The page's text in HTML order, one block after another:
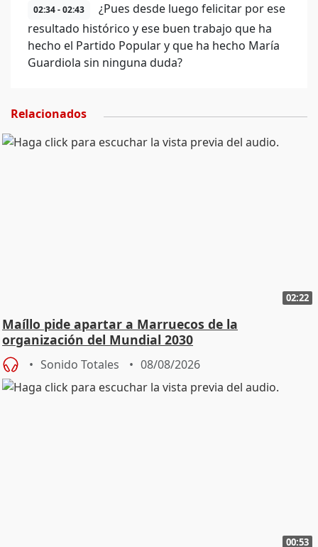
02:34 - 02:43
¿Pues desde luego felicitar por ese
resultado histórico y ese buen trabajo que ha
hecho el Partido Popular y que ha hecho María
Guardiola sin ninguna duda?
Relacionados
02:22
Maíllo pide apartar a Marruecos de la
organización del Mundial 2030
Sonido Totales 08/08/2026
00:53